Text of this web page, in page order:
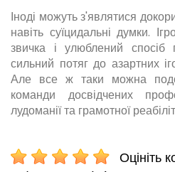
Іноді можуть з'являтися
навіть суїцидальні думки.
звичка і улюблений спосіб
сильний потяг до азартних
Але все ж таки можна
команди досвідчених
лудоманії та грамотної
Оцініть